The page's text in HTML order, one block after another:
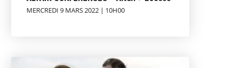
MERCREDI 9 MARS 2022 | 10H00